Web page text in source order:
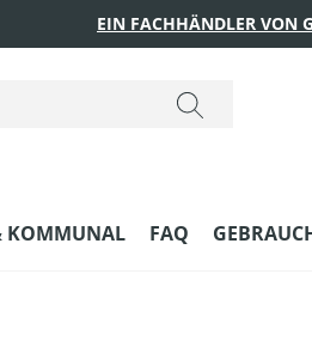
EIN FACHHÄNDLER VON
KOMMUNAL FAQ